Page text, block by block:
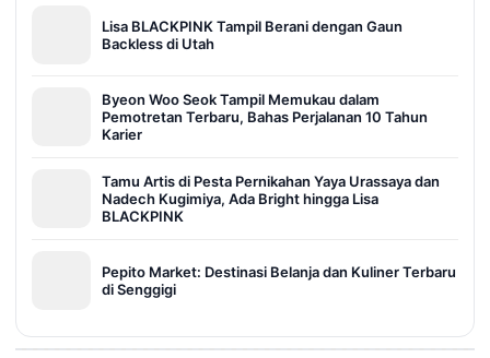
Lisa BLACKPINK Tampil Berani dengan Gaun
Backless di Utah
Byeon Woo Seok Tampil Memukau dalam
Pemotretan Terbaru, Bahas Perjalanan 10 Tahun
Karier
Tamu Artis di Pesta Pernikahan Yaya Urassaya dan
Nadech Kugimiya, Ada Bright hingga Lisa
BLACKPINK
Pepito Market: Destinasi Belanja dan Kuliner Terbaru
di Senggigi